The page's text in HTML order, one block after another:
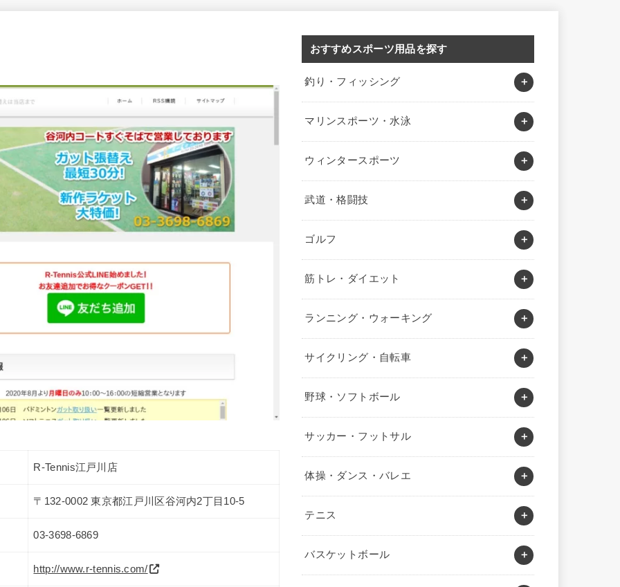
R-Tennis江戸川店
〒132-0002 東京都江戸川区谷河内2丁目10-5
03-3698-6869
http://www.r-tennis.com/
おすすめスポーツ用品を探す
釣り・フィッシング
マリンスポーツ・水泳
ウィンタースポーツ
武道・格闘技
ゴルフ
筋トレ・ダイエット
ランニング・ウォーキング
サイクリング・自転車
野球・ソフトボール
サッカー・フットサル
体操・ダンス・バレエ
テニス
バスケットボール